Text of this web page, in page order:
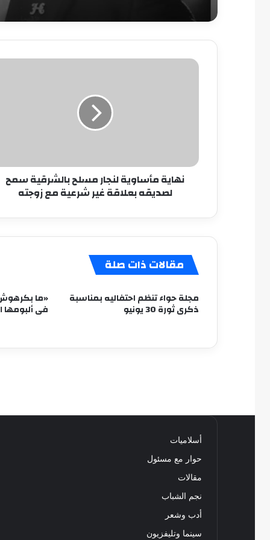
نهاية
غير
شرعيةنهاية مأساوية لنجار مسلح بالشرقية سمح
لصديقه بعلاقة غير شرعية مع زوجته
مقالات ذات صلة
مجلة حواء تنظم احتفاليه بمناسبة
ذكرى ثورة 30 يونيو
«ما
فى ألبومها
أسلاميات
حوار مع مسئول
مقالات
نجم الشباب
أدب وشعر
سينما وتليفزيون